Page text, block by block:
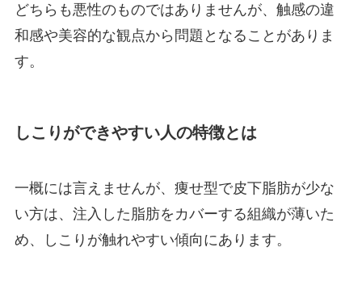
どちらも悪性のものではありませんが、触感の違
和感や美容的な観点から問題となることがありま
す。
しこりができやすい人の特徴とは
一概には言えませんが、痩せ型で皮下脂肪が少な
い方は、注入した脂肪をカバーする組織が薄いた
め、しこりが触れやすい傾向にあります。